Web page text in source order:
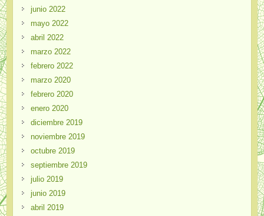
junio 2022
mayo 2022
abril 2022
marzo 2022
febrero 2022
marzo 2020
febrero 2020
enero 2020
diciembre 2019
noviembre 2019
octubre 2019
septiembre 2019
julio 2019
junio 2019
abril 2019